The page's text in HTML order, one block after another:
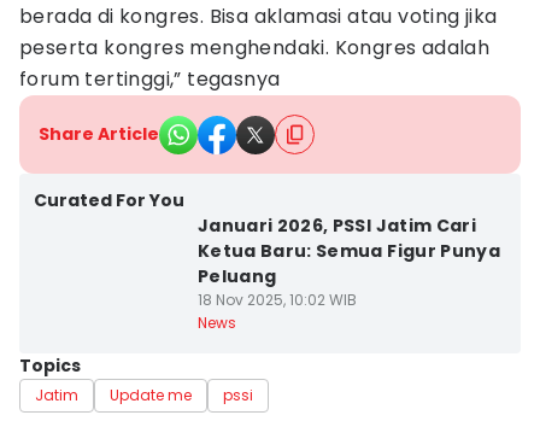
berada di kongres. Bisa aklamasi atau voting jika
peserta kongres menghendaki. Kongres adalah
forum tertinggi,” tegasnya
Share Article
Curated For You
Januari 2026, PSSI Jatim Cari
Ketua Baru: Semua Figur Punya
Peluang
18 Nov 2025, 10:02 WIB
News
Topics
Jatim Update me pssi